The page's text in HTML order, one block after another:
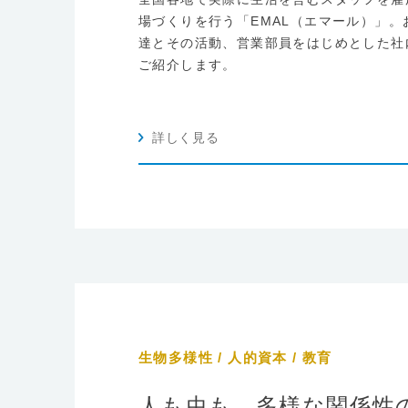
場づくりを行う「EMAL（エマール）」
達とその活動、営業部員をはじめとした
ご紹介します。
詳しく見る
生物多様性 / 人的資本 / 教育